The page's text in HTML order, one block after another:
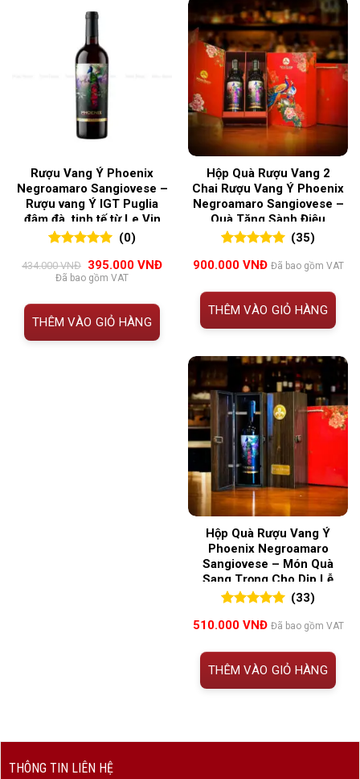
Rượu Vang Ý Phoenix
Negroamaro Sangiovese –
Rượu vang Ý IGT Puglia
đậm đà, tinh tế từ Le Vin
Sud
đánh giá
(0)
434.000VNĐ Giá
gốc
là:
434.000 VNĐ.
395.000 VNĐGiá
395.000 VNĐ.
Đã bao gồm VAT
THÊM VÀO GIỎ HÀNG
Hộp Quà Rượu Vang 2
Chai Rượu Vang Ý Phoenix
Negroamaro Sangiovese –
Quà Tặng Sành Điệu
đánh giá
(35)
900.000 VNĐ Đã bao gồm VAT
THÊM VÀO GIỎ HÀNG
Hộp Quà Rượu Vang Ý
Phoenix Negroamaro
Sangiovese – Món Quà
Sang Trọng Cho Dịp Lễ
Tết
đánh giá
(33)
510.000 VNĐ Đã bao gồm VAT
THÊM VÀO GIỎ HÀNG
THÔNG TIN LIÊN HỆ